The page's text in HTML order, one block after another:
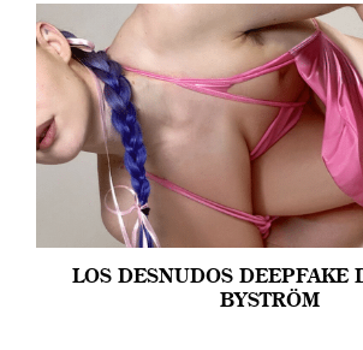
LOS DESNUDOS DEEPFAKE
BYSTRÖM